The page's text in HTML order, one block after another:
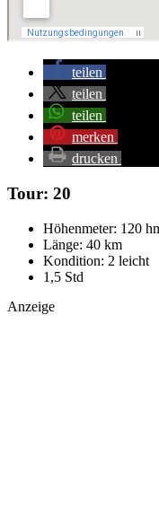
teilen
teilen
teilen
merken
drucken
Tour: 20
Höhenmeter: 120
Länge: 40 km
Kondition: 2 leicht
1,5 Std
Anzeige